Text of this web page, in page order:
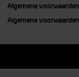
Algemene
Algemene